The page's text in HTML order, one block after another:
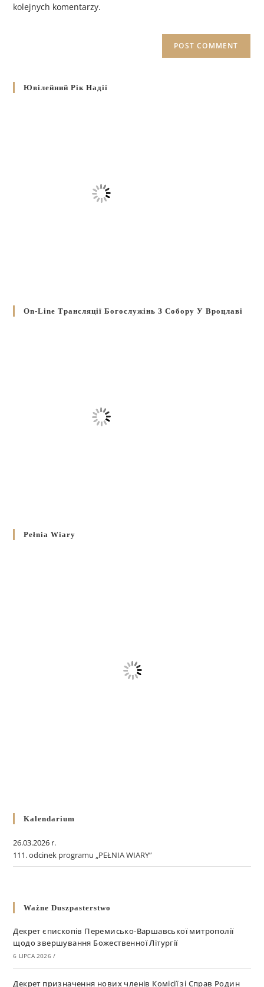
kolejnych komentarzy.
Ювілейний Рік Надії
On-Line Трансляції Богослужінь З Собору У Вроцлаві
Pełnia Wiary
Kalendarium
26.03.2026 r.
111. odcinek programu „PEŁNIA WIARY”
Ważne Duszpasterstwo
Декрет єпископів Перемисько-Варшавської митрополії
щодо звершування Божественної Літургії
6 LIPCA 2026 /
Декрет призначення нових членів Комісії зі Справ Родин